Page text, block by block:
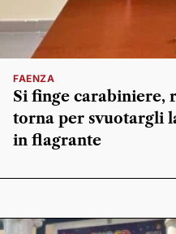
FAENZA
Si finge carabiniere,
torna per svuotargli
in flagrante